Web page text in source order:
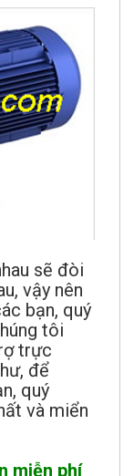
sẽ đòi
vậy nên
bạn, quý
tôi
trực
để
quý
và miển
miễn phí